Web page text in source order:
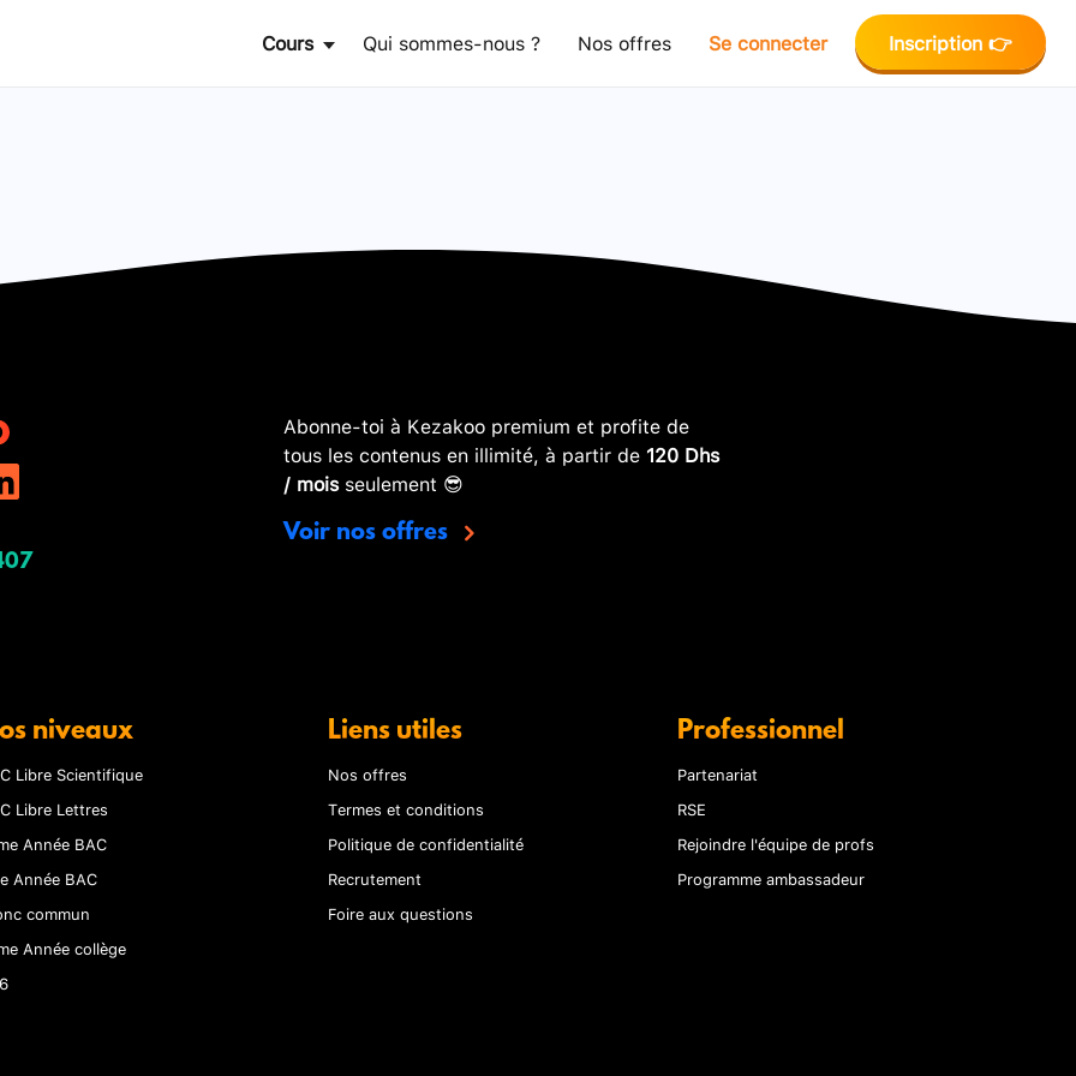
Cours Qui sommes-nous ? Nos offres Se connecter Inscription 👉
Abonne-toi à Kezakoo premium et profite de
tous les contenus en illimité, à partir de 120 Dhs
/ moisseulement 😎
Voir nos offres
niveaux
Libre Scientifique
Libre Lettres
Année BAC
Année BAC
commun
Année collège
Liens utiles
Nos offres
Termes et conditions
Politique de confidentialité
Recrutement
Foire aux questions
Professionnel
Partenariat
RSE
Rejoindre l'équipe de profs
Programme ambassadeur